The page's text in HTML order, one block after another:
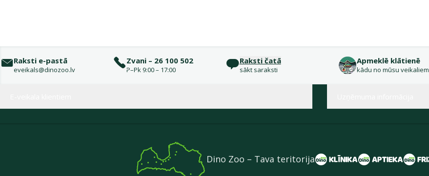
Raksti e-pastā
eveikals@dinozoo.lv
Zvani – 26 100 502
P–Pk 9:00 – 17:00
Raksti čatā
sākt saraksti
Apmeklē klātienē
kādu no mūsu veikaliem
Dino Zoo – Tava teritorija